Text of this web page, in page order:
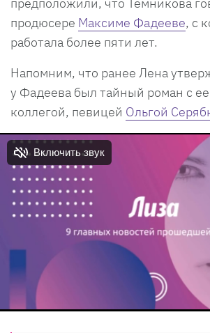
продюсере Максиме Фадееве, с
работала более пяти лет.
Напомним, что ранее Лена
у Фадеева был тайный роман с
коллегой, певицей Ольгой